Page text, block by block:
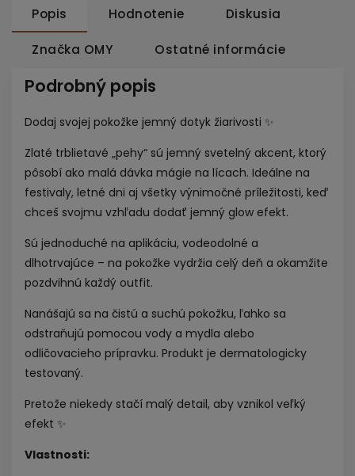
Popis Hodnotenie Diskusia
Značka OMY Ostatné informácie
Podrobný popis
Dodaj svojej pokožke jemný dotyk žiarivosti ✨
Zlaté trblietavé „pehy“ sú jemný svetelný akcent, ktorý
pôsobí ako malá dávka mágie na lícach. Ideálne na
festivaly, letné dni aj všetky výnimočné príležitosti, keď
chceš svojmu vzhľadu dodať jemný glow efekt.
Sú jednoduché na aplikáciu, vodeodolné a
dlhotrvajúce – na pokožke vydržia celý deň a okamžite
pozdvihnú každý outfit.
Nanášajú sa na čistú a suchú pokožku, ľahko sa
odstraňujú pomocou vody a mydla alebo
odličovacieho prípravku. Produkt je dermatologicky
testovaný.
Pretože niekedy stačí malý detail, aby vznikol veľký
efekt ✨
Vlastnosti: